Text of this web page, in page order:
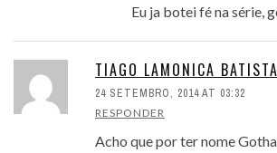
Eu ja botei fé na série,
TIAGO LAMONICA BATISTA
24 SETEMBRO, 2014 AT 03:32
RESPONDER
Acho que por ter nome